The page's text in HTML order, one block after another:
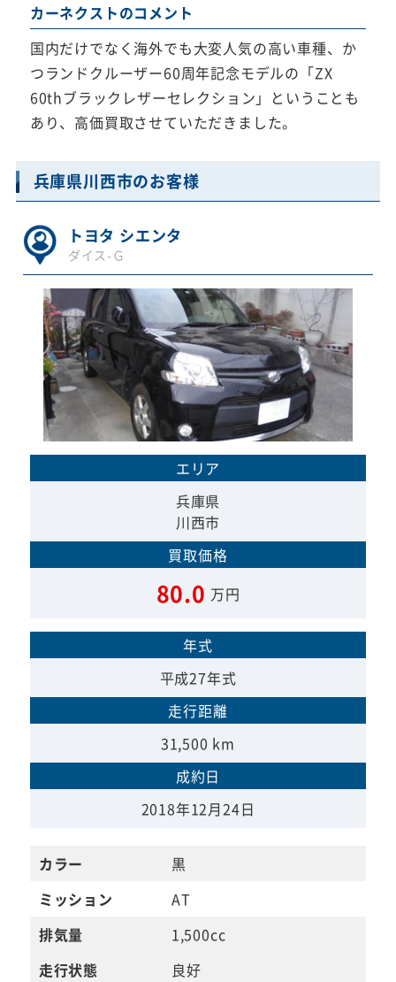
カーネクストのコメント
国内だけでなく海外でも大変人気の高い車種、か
つランドクルーザー60周年記念モデルの「ZX
60thブラックレザーセレクション」ということも
あり、高価買取させていただきました。
兵庫県川西市のお客様
トヨタ シエンタ
ダイス-Ｇ
エリア
兵庫県
川西市
買取価格
80.0 万円
年式
平成27年式
走行距離
31,500 km
成約日
2018年12月24日
カラー
黒
ミッション
AT
排気量
1,500cc
走行状態
良好